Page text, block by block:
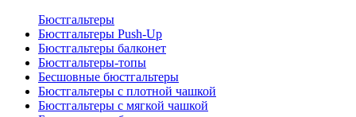
Бюстгальтеры
Бюстгальтеры Push-Up
Бюстгальтеры балконет
Бюстгальтеры-топы
Бесшовные бюстгальтеры
Бюстгальтеры с плотной чашкой
Бюстгальтеры с мягкой чашкой